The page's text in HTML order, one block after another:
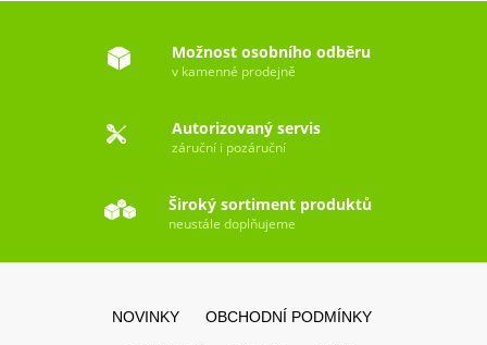
Možnost osobního odběru
v kamenné prodejně
Autorizovaný servis
záruční i pozáruční
Široký sortiment produktů
neustále doplňujeme
NOVINKY OBCHODNÍ PODMÍNKY